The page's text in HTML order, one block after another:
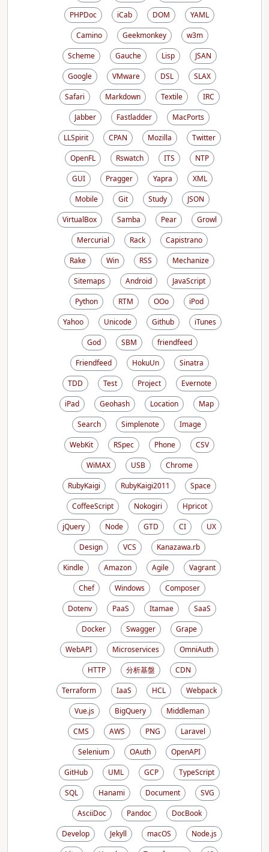
PHPDoc
iCab DOM
YAML
Camino
Geekmonkey
w3m
Scheme
Gauche Lisp
JSAN
Google
VMware DSL
SLAX
Safari
Markdown Textile
IRC
Jabber
Fastladder
MacPorts
LLSpirit
CPAN Mozilla
Twitter
OpenFL
Rswatch ITS
NTP
GUI
Pragger Yapra
XML
Mobile
Git Study
JSON
VirtualBox
Samba Pear
Growl
Mercurial
Rack
Capistrano
Rake
Win RSS
Mechanize
Sitemaps
Android
JavaScript
Python
RTM OOo
iPod
Yahoo
Unicode Github
iTunes
God
SBM
friendfeed
Friendfeed
HokuUn
Sinatra
TDD
Test Project
Evernote
iPad
Geohash Location
Map
Search
Simplenote
Image
WebKit
RSpec Phone
CSV
WiMAX
USB
Chrome
RubyKaigi
RubyKaigi2011
Space
CoffeeScript
Nokogiri
Hpricot
jQuery
Node GTD CI
UX
Design
VCS
Kanazawa.rb
Kindle
Amazon Agile
Vagrant
Chef
Windows
Composer
Dotenv
PaaS Itamae
SaaS
Docker
Swagger
Grape
WebAPI
Microservices
OmniAuth
HTTP
分析基盤
CDN
Terraform
IaaS HCL
Webpack
Vue.js
BigQuery
Middleman
CMS
AWS PNG
Laravel
Selenium
OAuth
OpenAPI
GitHub
UML GCP
TypeScript
SQL
Hanami Document
SVG
AsciiDoc
Pandoc
DocBook
Develop
Jekyll macOS
Node.js